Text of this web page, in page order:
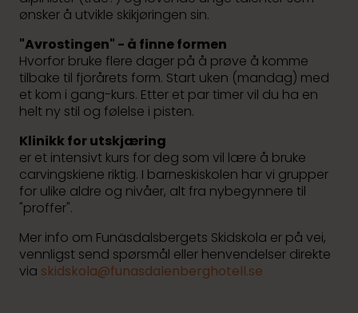
ønsker å utvikle skikjøringen sin.
"Avrostingen" - å finne formen
Hvorfor bruke flere dager på å prøve å komme
tilbake til fjorårets form. Start uken (mandag) med
et kom i gang-kurs. Etter et par timer vil du ha en
helt ny stil og følelse i pisten.
Klinikk for utskjæring
er et intensivt kurs for deg som vil lære å bruke
carvingskiene riktig. I barneskiskolen har vi grupper
for ulike aldre og nivåer, alt fra nybegynnere til
"proffer".
Mer info om Funäsdalsbergets Skidskola er på vei,
vennligst send spørsmål eller henvendelser direkte
via skidskola@funasdalenberghotell.se